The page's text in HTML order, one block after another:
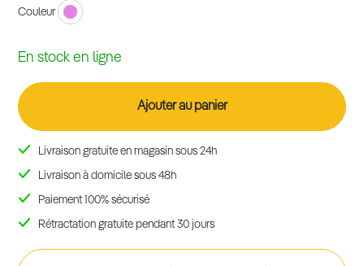
Couleur
En stock en ligne
Ajouter au panier
Livraison gratuite en magasin sous 24h
Livraison à domicile sous 48h
Paiement 100% sécurisé
Rétractation gratuite pendant 30 jours